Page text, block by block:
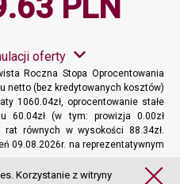
PLN
oferty
Roczna Stopa Oprocentowania
netto (bez kredytowanych kosztów)
1060.04zł, oprocentowanie stałe
60.04zł (w tym: prowizja 0.00zł
równych w wysokości 88.34zł.
09.08.2026r. na reprezentatywnym
Więcej informacji
Korzystanie z witryny